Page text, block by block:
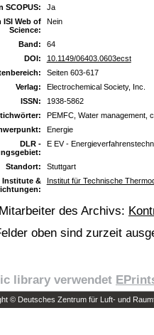
SCOPUS:
Ja
ISI Web of
Science:
Nein
Band:
64
DOI:
10.1149/06403.0603ecst
Seiten 603-617
Verlag:
Electrochemical Society, Inc.
ISSN:
1938-5862
PEMFC, Water management,
Energie
DLR -
E EV -
Standort:
Stuttgart
Institute &
Institut für Technische
des Archivs:
oben sind zurzeit
library verwendet
© Deutsches Zentrum für Luft- und